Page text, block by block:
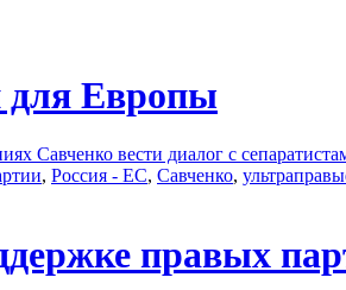
для Европы
Савченко вести диалог с
, Россия - ЕС, Савченко,
правых